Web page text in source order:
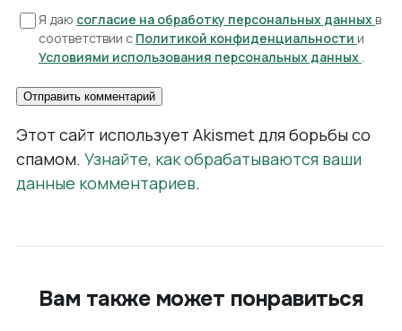
Я даю согласие на обработку персональных данных в
соответствии с Политикой конфиденциальности и
Условиями использования персональных данных .
Этот сайт использует Akismet для борьбы со
спамом. Узнайте, как обрабатываются ваши
данные комментариев.
Вам также может понравиться